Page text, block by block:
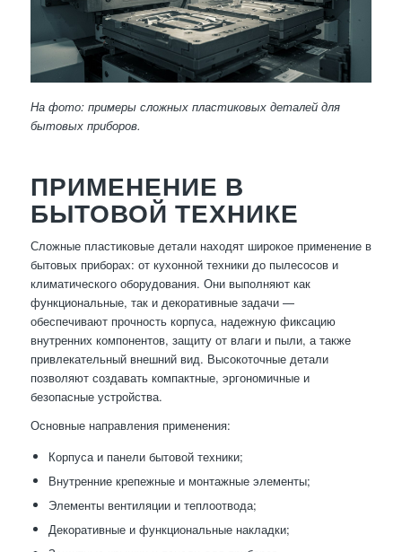
На фото: примеры сложных пластиковых деталей для
бытовых приборов.
ПРИМЕНЕНИЕ В
БЫТОВОЙ ТЕХНИКЕ
Сложные пластиковые детали находят широкое применение в
бытовых приборах: от кухонной техники до пылесосов и
климатического оборудования. Они выполняют как
функциональные, так и декоративные задачи —
обеспечивают прочность корпуса, надежную фиксацию
внутренних компонентов, защиту от влаги и пыли, а также
привлекательный внешний вид. Высокоточные детали
позволяют создавать компактные, эргономичные и
безопасные устройства.
Основные направления применения:
Корпуса и панели бытовой техники;
Внутренние крепежные и монтажные элементы;
Элементы вентиляции и теплоотвода;
Декоративные и функциональные накладки;